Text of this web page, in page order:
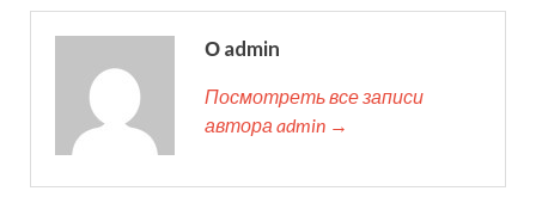
О admin
Посмотреть все записи
автора admin →